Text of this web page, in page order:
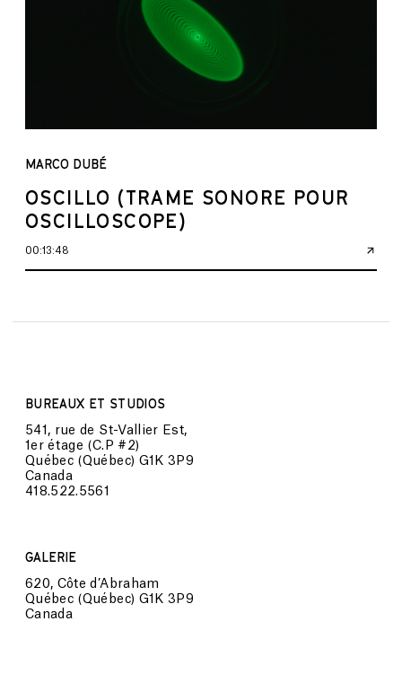
MARCO DUBÉ
OSCILLO (TRAME SONORE POUR
OSCILLOSCOPE)
00:13:48
BUREAUX ET STUDIOS
541, rue de St-Vallier Est,
1er étage (C.P #2)
Québec (Québec) G1K 3P9
Canada
418.522.5561
GALERIE
620, Côte d’Abraham
Québec (Québec) G1K 3P9
Canada